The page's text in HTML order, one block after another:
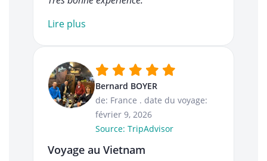
Lire plus
Bernard BOYER
de: France . date du voyage:
février 9, 2026
Source: TripAdvisor
Voyage au Vietnam